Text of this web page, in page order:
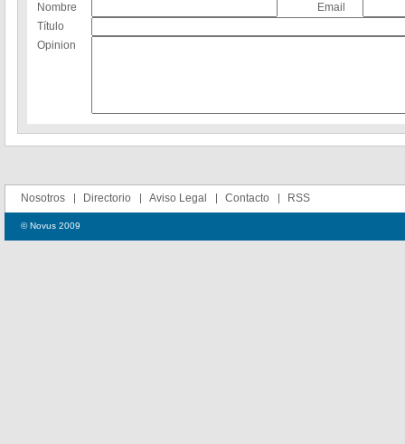
Nombre
Email
Título
Opinion
Nosotros Directorio Aviso Legal Contacto RSS
© Novus 2009